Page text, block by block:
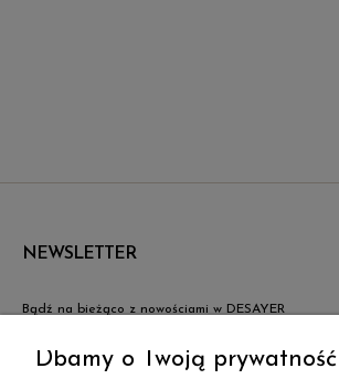
NEWSLETTER
Bądź na bieżąco z nowościami w DESAYER
Dbamy o Twoją prywatność